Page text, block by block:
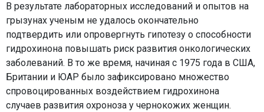
В результате лабораторных исследований и опытов на
грызунах ученым не удалось окончательно
подтвердить или опровергнуть гипотезу о способности
гидрохинона повышать риск развития онкологических
заболеваний. В то же время, начиная с 1975 года в США,
Британии и ЮАР было зафиксировано множество
спровоцированных воздействием гидрохинона
случаев развития охроноза у чернокожих женщин.